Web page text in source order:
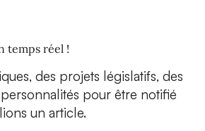
temps réel !
des projets législatifs, des
pour être notifié
un article.